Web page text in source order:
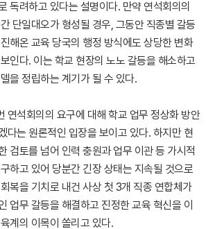
독려하고 있다는 설명이다. 만약 연석회의의
단일대오가 형성될 경우, 그동안 직종별 갈등
해온 교육 당국의 행정 방식에도 상당한 변화
인다. 이는 학교 현장의 노노 갈등을 해소하고
을 정립하는 계기가 될 수 있다.
연석회의의 요구에 대해 학교 업무 정상화 방안
다는 원론적인 입장을 보이고 있다. 하지만 현
검토를 넘어 인력 충원과 업무 이관 등 가시적
하고 있어 당분간 긴장 상태는 지속될 것으로
복을 기치로 내건 사상 첫 3개 직종 연합체가
업무 갈등을 해결하고 진정한 교육 혁신을 이
계의 이목이 쏠리고 있다.